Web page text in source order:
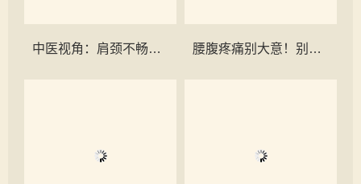
中医视角：肩颈不畅，百病丛生 腰腹疼痛别大意！别让“腰椎间盘突出”掩盖了更可怕的真相！